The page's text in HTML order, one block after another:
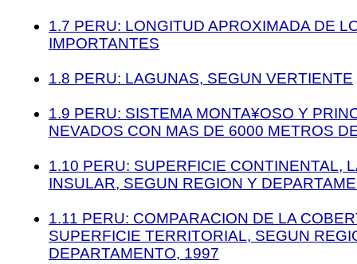
1.7 PERU: LONGITUD APROXIMADA DE
IMPORTANTES
1.8 PERU: LAGUNAS, SEGUN VERTIENTE
1.9 PERU: SISTEMA MONTA¥OSO Y
NEVADOS CON MAS DE 6000 METROS
1.10 PERU: SUPERFICIE CONTINENTAL,
INSULAR, SEGUN REGION Y
1.11 PERU: COMPARACION DE LA
SUPERFICIE TERRITORIAL, SEGUN
DEPARTAMENTO, 1997